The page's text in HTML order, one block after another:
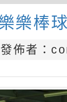
樂棒
發佈者：